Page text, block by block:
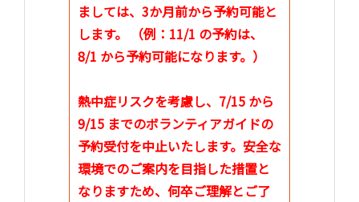
ましては、3か月前から予約可能と
します。 （例：11/1 の予約は、
8/1 から予約可能になります。）
熱中症リスクを考慮し、7/15 から
9/15 までのボランティアガイドの
予約受付を中止いたします。安全な
環境でのご案内を目指した措置と
なりますため、何卒ご理解とご了